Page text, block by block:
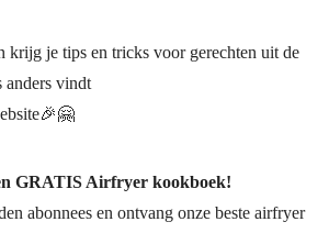
krijg je tips en tricks voor gerechten uit de
anders vindt
GRATIS Airfryer kookboek!
abonnees en ontvang onze beste airfryer